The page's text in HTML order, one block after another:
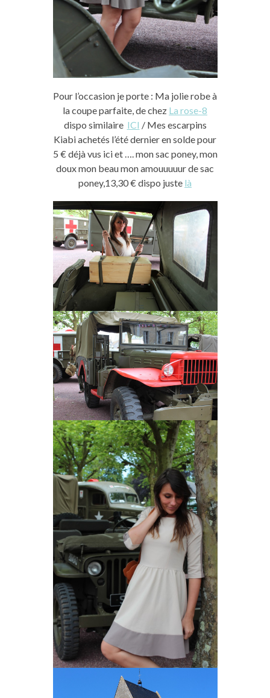
Pour l’occasion je porte : Ma jolie robe à
la coupe parfaite, de chez La rose-8
dispo similaire ICI / Mes escarpins
Kiabi achetés l’été dernier en solde pour
5 € déjà vus ici et …. mon sac poney, mon
doux mon beau mon amouuuuur de sac
poney,13,30 € dispo juste là